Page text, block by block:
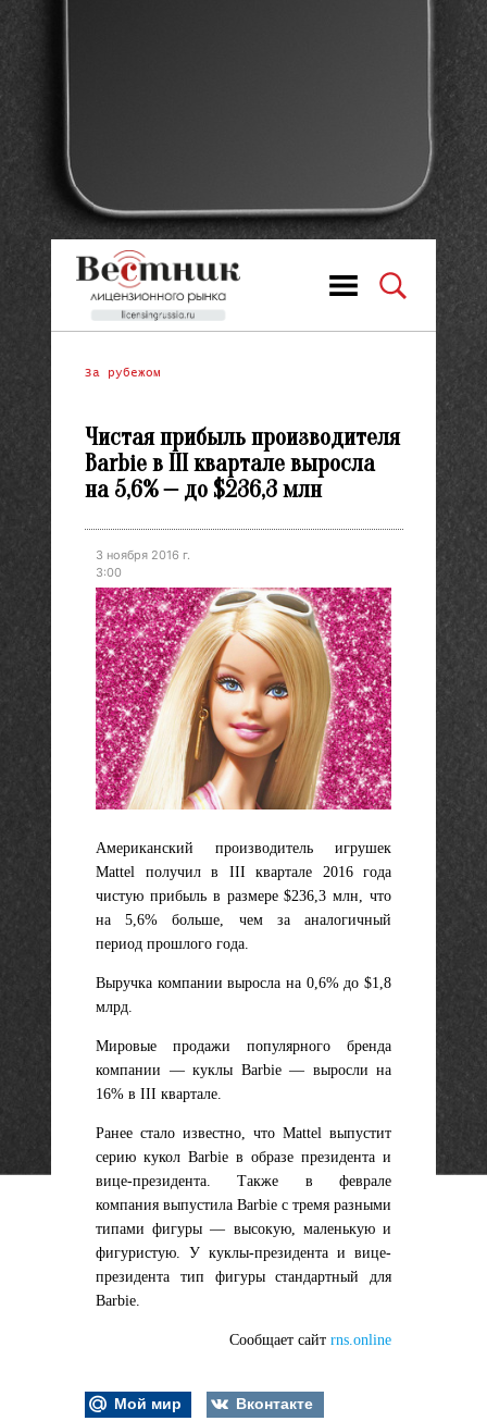
За рубежом
Чистая прибыль производителя
Barbie в III квартале выросла
на 5,6% — до $236,3 млн
3 ноября 2016 г.
3:00
Американский производитель игрушек
Mattel получил в III квартале 2016 года
чистую прибыль в размере $236,3 млн, что
на 5,6% больше, чем за аналогичный
период прошлого года.
Выручка компании выросла на 0,6% до $1,8
млрд.
Мировые продажи популярного бренда
компании — куклы Barbie — выросли на
16% в III квартале.
Ранее стало известно, что Mattel выпустит
серию кукол Barbie в образе президента и
вице-президента. Также в феврале
компания выпустила Barbie с тремя разными
типами фигуры — высокую, маленькую и
фигуристую. У куклы-президента и вице-
президента тип фигуры стандартный для
Barbie.
Сообщает сайт rns.online
Мой мир
Вконтакте